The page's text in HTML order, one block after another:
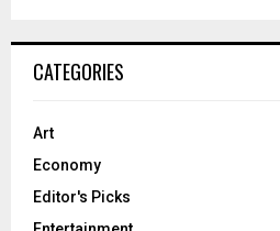
CATEGORIES
Art
Economy
Editor's Picks